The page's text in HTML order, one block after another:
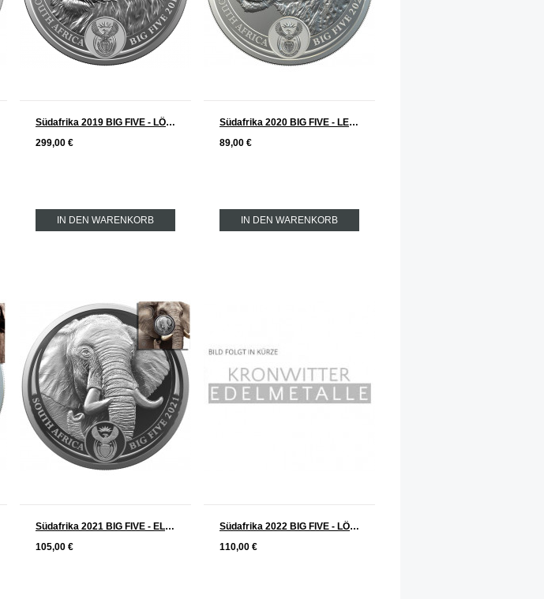
Südafrika 2019 BIG FIVE - LÖWE Silber 1 oz
299,00 €
IN DEN WARENKORB
Südafrika 2020 BIG FIVE - LEOPARD Silber 1 oz
89,00 €
IN DEN WARENKORB
Südafrika 2021 BIG FIVE - ELEFANT Silber 1 oz
105,00 €
Südafrika 2022 BIG FIVE - LÖWE 2. Serie Silber 1 oz
110,00 €